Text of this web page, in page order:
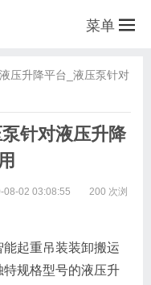
菜单
压升降平台_液压泵针对
针对液压升降
08-02 03:08:55
200 次浏
起重吊装装卸搬运
规格型号的液压升